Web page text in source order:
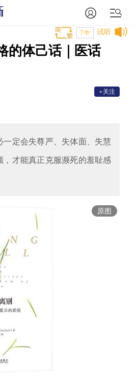
试听
T中
的体己话｜医话
+关注
定会失尊严、失体面、失慧
才能真正克服濒死的羞耻感
原图